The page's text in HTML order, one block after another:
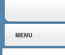
MENU